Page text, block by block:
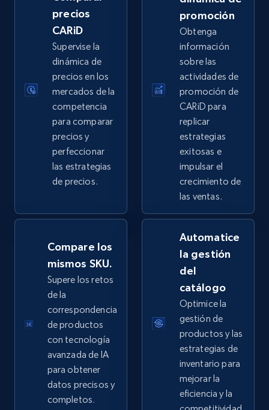
eBay - Gather data on products using
specified keywords
URL, Product id, Title, Seller name, Seller rating,
Seller reviews, Breadcrumbs, Root category, and
2.5K+ Comenzar ahora
eBay - Collect products from shops on eBay
URL, Product id, Title, Seller name, Seller rating,
Seller reviews, Breadcrumbs, Root category, and
2.5K+ 359+ Comenzar ahora
eBay - Collect records by category
URL, Product id, Title, Seller name, Seller rating,
Seller reviews, Breadcrumbs, Root category, and
more.
2.5K+ Comenzar ahora
precios
CARiD
Supervise la
dinámica de
precios en los
mercados de la
competencia
para comparar
precios y
perfeccionar
las estrategias
de precios.
promoción
Obtenga
información
sobre las
actividades de
promoción de
CARiD para
replicar
estrategias
exitosas e
impulsar el
crecimiento de
las ventas.
Compare los
mismos SKU.
Supere los retos
de la
correspondencia
de productos
con tecnología
avanzada de IA
para obtener
datos precisos y
completos.
Automatice
la gestión
del
catálogo
Optimice la
gestión de
productos y las
estrategias de
inventario para
mejorar la
eficiencia y la